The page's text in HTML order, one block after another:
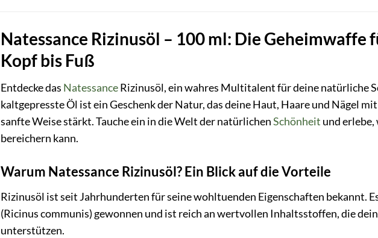
Natessance Rizinusöl – 100 ml: Die Geheimwaffe
Kopf bis Fuß
Entdecke das NatessanceRizinusöl, ein wahres Multitalent für deine natürliche
kaltgepresste Öl ist ein Geschenk der Natur, das deine Haut, Haare und Nägel
sanfte Weise stärkt. Tauche ein in die Welt der natürlichenSchönheit und
bereichern kann.
Warum Natessance Rizinusöl? Ein Blick auf die Vorteile
Rizinusöl ist seit Jahrhunderten für seine wohltuenden Eigenschaften bekannt.
(Ricinus communis) gewonnen und ist reich an wertvollen Inhaltsstoffen, die
unterstützen.